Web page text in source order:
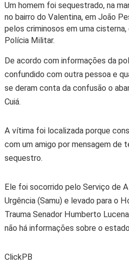
Um homem foi sequestrado, na
no bairro do Valentina, em João
pelos criminosos em uma
Polícia Militar.
De acordo com informações da
confundido com outra pessoa e
se deram conta da confusão o
Cuiá.
A vítima foi localizada porque
com um amigo por mensagem de
sequestro.
Ele foi socorrido pelo Serviço de
Urgência (Samu) e levado para o
Trauma Senador Humberto
não há informações sobre o
ClickPB